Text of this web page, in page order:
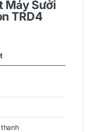
Máy Sưởi
TRD4